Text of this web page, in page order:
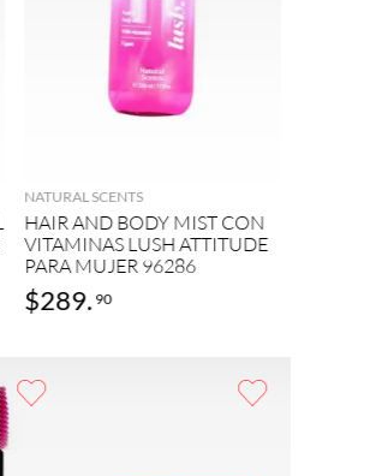
NATURAL SCENTS
HAIR AND BODY MIST CON
VITAMINAS LUSH ATTITUDE
PARA MUJER 96286
$289. 90